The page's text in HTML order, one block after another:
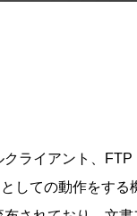
ライアント、
しての動作をする